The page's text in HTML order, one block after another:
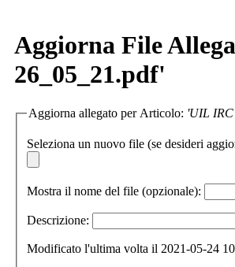
Aggiorna File
26_05_21.pdf'
Aggiorna allegato per Articolo: 'UIL IRC
Seleziona un nuovo file (se desideri
Mostra il nome del file (opzionale):
Descrizione:
Modificato l'ultima volta il 2021-05-24